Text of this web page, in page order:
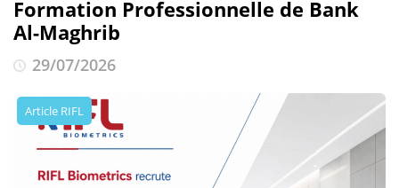
Formation Professionnelle de Bank
Al-Maghrib
29/07/2026
Article RIFL